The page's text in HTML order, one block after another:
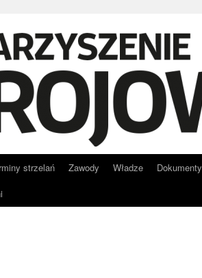
strzelań Zawody Władze Dokumenty